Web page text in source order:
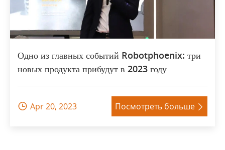
Одно из главных событий Robotphoenix: три
новых продукта прибудут в 2023 году
 Apr 20, 2023 Посмотреть больше 